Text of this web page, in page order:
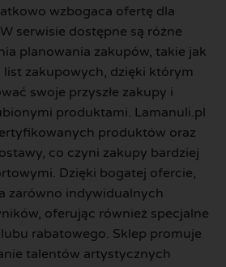
wzbogaca ofertę dla
serwisie dostępne są różne
planowania zakupów, takie jak
zakupowych, dzięki którym
swoje przyszłe zakupy i
produktami. Lamanuli.pl
produktów oraz
co czyni zakupy bardziej
Dzięki bogatej ofercie,
zarówno indywidualnych
oferując również specjalne
rabatowego. Sklep promuje
talentów artystycznych